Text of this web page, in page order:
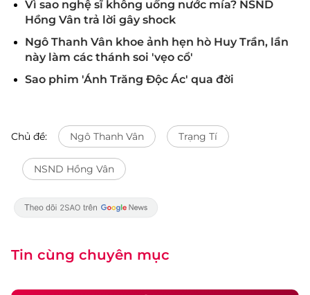
Vì sao nghệ sĩ không uống nước mía? NSND
Hồng Vân trả lời gây shock
Ngô Thanh Vân khoe ảnh hẹn hò Huy Trần, lần
này làm các thánh soi 'vẹo cổ'
Sao phim 'Ánh Trăng Độc Ác' qua đời
Chủ đề: Ngô Thanh Vân Trạng Tí
NSND Hồng Vân
Tin cùng chuyên mục